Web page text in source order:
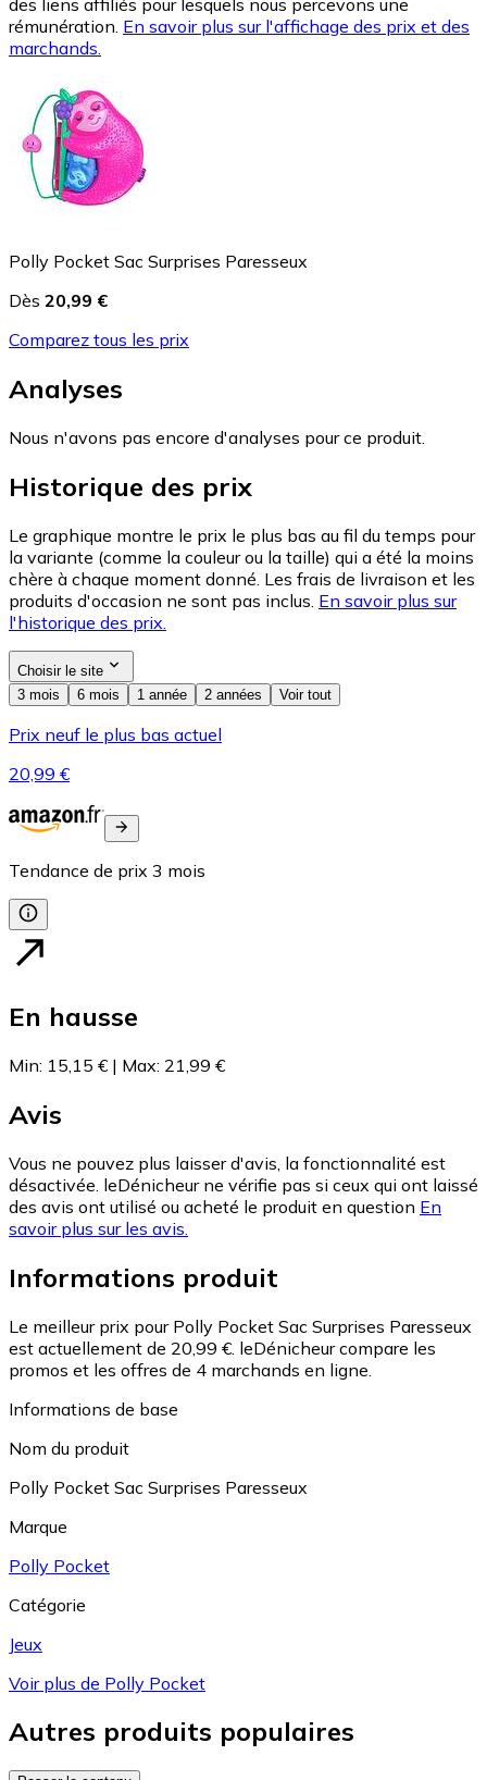
des liens affiliés pour lesquels nous percevons une
rémunération. En savoir plus sur l'affichage des prix et des
marchands.
Polly Pocket Sac Surprises Paresseux
Dès 20,99 €
Comparez tous les prix
Analyses
Nous n'avons pas encore d'analyses pour ce produit.
Historique des prix
Le graphique montre le prix le plus bas au fil du temps pour
la variante (comme la couleur ou la taille) qui a été la moins
chère à chaque moment donné. Les frais de livraison et les
produits d'occasion ne sont pas inclus. En savoir plus sur
l'historique des prix.
Choisir le site
3 mois
6 mois 1 année 2 années Voir tout
Prix neuf le plus bas actuel
20,99 €
Tendance de prix 3 mois
En hausse
Min: 15,15 € | Max: 21,99 €
Avis
Vous ne pouvez plus laisser d'avis, la fonctionnalité est
désactivée. leDénicheur ne vérifie pas si ceux qui ont laissé
des avis ont utilisé ou acheté le produit en question En
savoir plus sur les avis.
Informations produit
Le meilleur prix pour Polly Pocket Sac Surprises Paresseux
est actuellement de 20,99 €. leDénicheur compare les
promos et les offres de 4 marchands en ligne.
Informations de base
Nom du produit
Polly Pocket Sac Surprises Paresseux
Marque
Polly Pocket
Catégorie
Jeux
Voir plus de Polly Pocket
Autres produits populaires